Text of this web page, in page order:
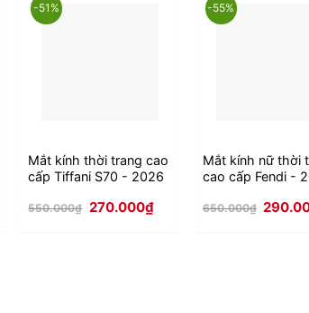
-51%
Mắt kính thời trang cao
cấp Tiffani S70 - 2026
550.000₫ Giá
gốc
270.000₫Giá
-55%
Mắt kính nữ thời
cao cấp Fendi -
650.000₫ Giá
gốc